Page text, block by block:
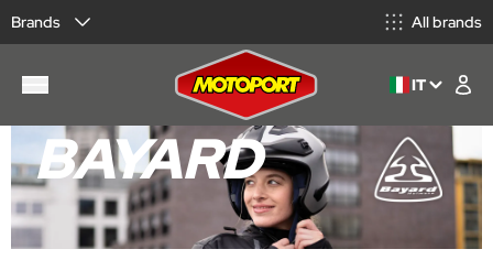
Brands All brands
IT
BAYARD